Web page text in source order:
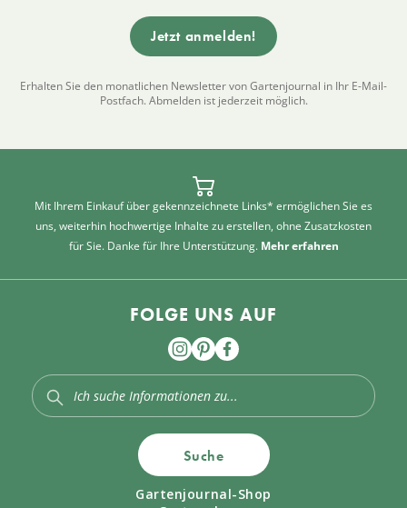
Erhalten Sie den monatlichen Newsletter von Gartenjournal in Ihr E-Mail-
Postfach. Abmelden ist jederzeit möglich.
Mit Ihrem Einkauf über gekennzeichnete Links* ermöglichen Sie es
uns, weiterhin hochwertige Inhalte zu erstellen, ohne Zusatzkosten
für Sie. Danke für Ihre Unterstützung. Mehr erfahren
FOLGE UNS AUF
Suche
Gartenjournal-Shop